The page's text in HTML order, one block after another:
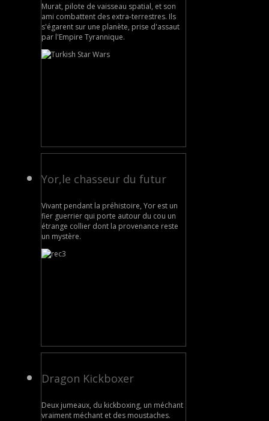
Murat, pilote de vaisseau spatial, et son
ami combattent des extra-terrestres. Ils
s'égarent sur une planète, prise d'assaut
par l'Empire Tyrannique.
Yor,le chasseur du futur
Vivant pendant la préhistoire, Yor est un
fier guerrier qui porte autour du cou un
étrange collier dont la provenance reste
un mystère.
Dragon Kickboxer
Deux jumeaux, du kickboxing, un méchant
vraiment méchant et des moustaches.